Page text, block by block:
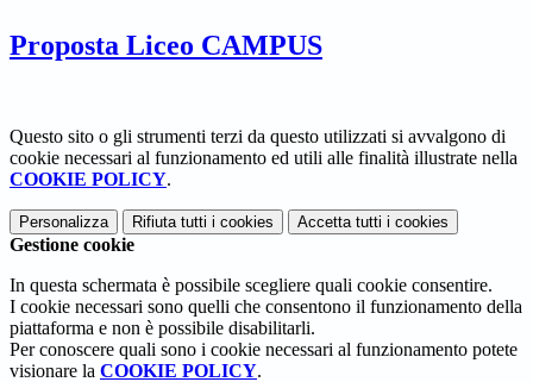
Proposta Liceo CAMPUS
Questo sito o gli strumenti terzi da questo utilizzati si avvalgono di
cookie necessari al funzionamento ed utili alle finalità illustrate nella
COOKIE POLICY.
Personalizza Rifiuta tutti i cookies Accetta tutti i cookies
Gestione cookie
In questa schermata è possibile scegliere quali cookie consentire.
I cookie necessari sono quelli che consentono il funzionamento della
piattaforma e non è possibile disabilitarli.
Per conoscere quali sono i cookie necessari al funzionamento potete
visionare la COOKIE POLICY.